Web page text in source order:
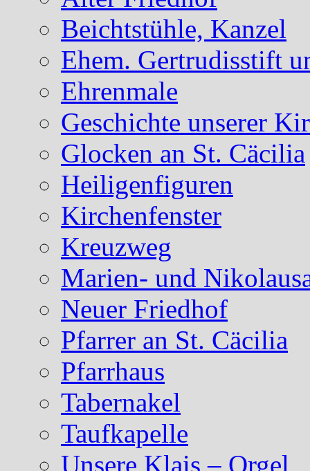
Beichtstühle, Kanzel
Ehem. Gertrudisstift
Ehrenmale
Geschichte unserer
Glocken an St. Cäcilia
Heiligenfiguren
Kirchenfenster
Kreuzweg
Marien- und
Neuer Friedhof
Pfarrer an St. Cäcilia
Pfarrhaus
Tabernakel
Taufkapelle
Unsere Klais – Orgel